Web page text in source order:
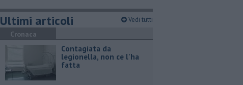
Ultimi articoli Vedi tutti
Cronaca
Contagiata da
legionella, non ce l'ha
fatta